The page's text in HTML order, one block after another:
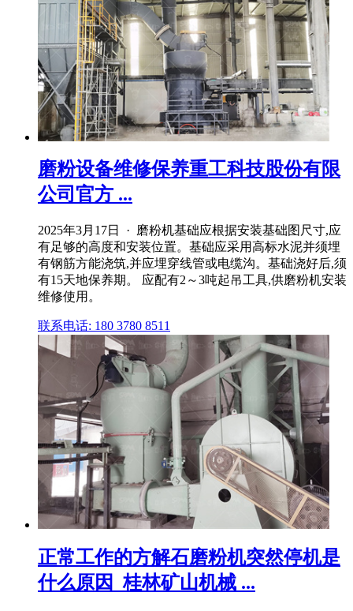
磨粉设备维修保养重工科技股份有限
公司官方 ...
2025年3月17日 · 磨粉机基础应根据安装基础图尺寸,应
有足够的高度和安装位置。基础应采用高标水泥并须埋
有钢筋方能浇筑,并应埋穿线管或电缆沟。基础浇好后,须
有15天地保养期。 应配有2～3吨起吊工具,供磨粉机安装
维修使用。
联系电话: 180 3780 8511
正常工作的方解石磨粉机突然停机是
什么原因_桂林矿山机械 ...